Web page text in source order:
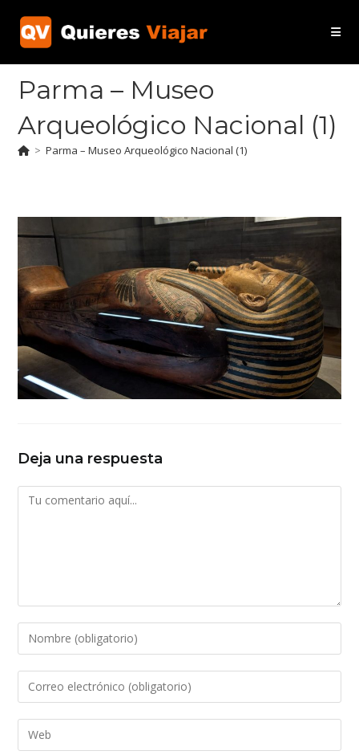
contenido
Parma – Museo
Arqueológico Nacional (1)
> Parma – Museo Arqueológico Nacional (1)
Deja una respuesta
Comentario
Introduce
tu
nombre
de
Introduce
tu
dirección
de
Introduce
la